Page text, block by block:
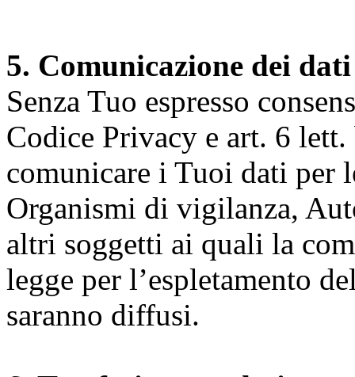
5. Comunicazione dei dati
Senza Tuo espresso
Codice Privacy e art. 6
comunicare i Tuoi dati per
Organismi di vigilanza,
altri soggetti ai quali la
legge per l’espletamento
saranno diffusi.